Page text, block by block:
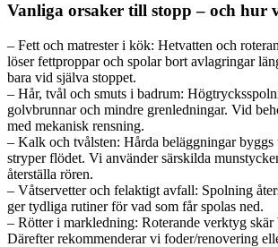
Vanliga orsaker till stopp – och hur
– Fett och matrester i kök: Hetvatten och
löser fettproppar och spolar bort avlagringar
bara vid själva stoppet.
– Hår, tvål och smuts i badrum:
golvbrunnar och mindre grenledningar. Vid
med mekanisk rensning.
– Kalk och tvålsten: Hårda beläggningar byggs
stryper flödet. Vi använder särskilda
återställa rören.
– Våtservetter och felaktigt avfall: Spolning
ger tydliga rutiner för vad som får spolas ned.
– Rötter i markledning: Roterande verktyg
Därefter rekommenderar vi foder/renovering